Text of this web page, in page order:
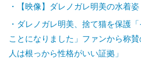
【映像】ダレノガレ明美の水着姿
ダレノガレ明美、捨て猫を保護
ことになりました」ファンから称
人は根っから性格がいい証拠」